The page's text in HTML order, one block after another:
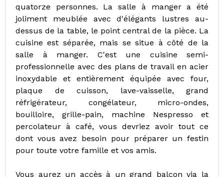
quatorze personnes. La salle à manger a été
joliment meublée avec d'élégants lustres au-
dessus de la table, le point central de la pièce. La
cuisine est séparée, mais se situe à côté de la
salle à manger. C'est une cuisine semi-
professionnelle avec des plans de travail en acier
inoxydable et entièrement équipée avec four,
plaque de cuisson, lave-vaisselle, grand
réfrigérateur, congélateur, micro-ondes,
bouilloire, grille-pain, machine Nespresso et
percolateur à café, vous devriez avoir tout ce
dont vous avez besoin pour préparer un festin
pour toute votre famille et vos amis.
Vous aurez un accès à un grand balcon via la